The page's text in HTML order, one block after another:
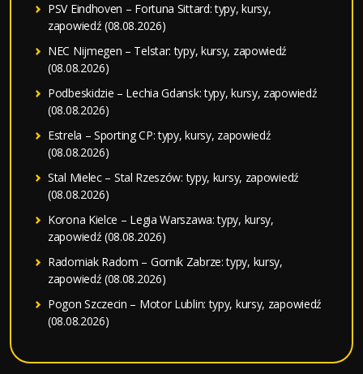
PSV Eindhoven – Fortuna Sittard: typy, kursy,
zapowiedź (08.08.2026)
NEC Nijmegen – Telstar: typy, kursy, zapowiedź
(08.08.2026)
Podbeskidzie – Lechia Gdansk: typy, kursy, zapowiedź
(08.08.2026)
Estrela – Sporting CP: typy, kursy, zapowiedź
(08.08.2026)
Stal Mielec – Stal Rzeszów: typy, kursy, zapowiedź
(08.08.2026)
Korona Kielce – Legia Warszawa: typy, kursy,
zapowiedź (08.08.2026)
Radomiak Radom – Gornik Zabrze: typy, kursy,
zapowiedź (08.08.2026)
Pogon Szczecin – Motor Lublin: typy, kursy, zapowiedź
(08.08.2026)